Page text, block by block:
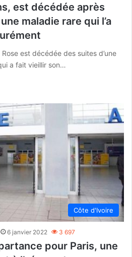
est décédée après
maladie rare qui l’a
est décédée des suites d’une
a fait vieillir son…
Côte d'Ivoire
6 janvier 2022 3 697
pour Paris, une